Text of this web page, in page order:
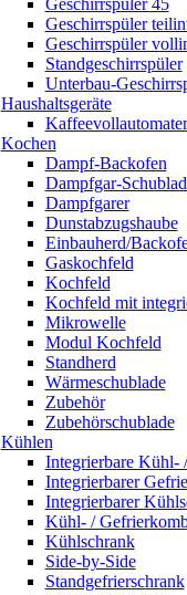
Geschirrspüler 45
Geschirrspüler
Geschirrspüler
Standgeschirrspüler
Unterbau-
Haushaltsgeräte
Kochen
Dampf-Backofen
Dampfgar-
Dampfgarer
Dunstabzugshaube
Einbauherd/
Gaskochfeld
Kochfeld
Kochfeld mit
Mikrowelle
Modul Kochfeld
Standherd
Wärmeschublade
Zubehör
Zubehörschublade
Kühlen
Integrierbare Kühl-
Integrierbarer
Integrierbarer
Kühl- /
Kühlschrank
Side-by-Side
Standgefrierschrank